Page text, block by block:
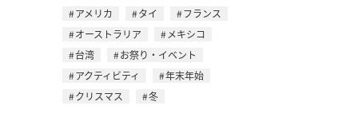
アメリカ
タイ
フランス
オーストラリア
メキシコ
台湾
お祭り・イベント
アクティビティ
年末年始
クリスマス
冬